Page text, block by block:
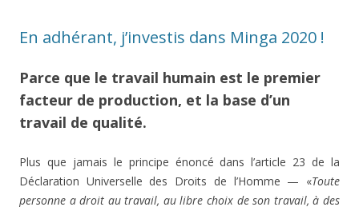
En adhérant, j’investis dans Minga 2020 !
Parce que le travail humain est le premier
facteur de production, et la base d’un
travail de qualité.
Plus que jamais le principe énoncé dans l’article 23 de la
Déclaration Universelle des Droits de l’Homme — «Toute
personne a droit au travail, au libre choix de son travail, à des